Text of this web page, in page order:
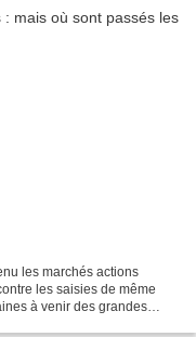
les marchés actions
les saisies de même
à venir des grandes